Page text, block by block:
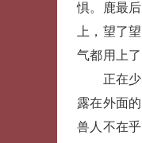
惧。鹿最
上，望了
气都用上了
正在少年
露在外面
兽人不在